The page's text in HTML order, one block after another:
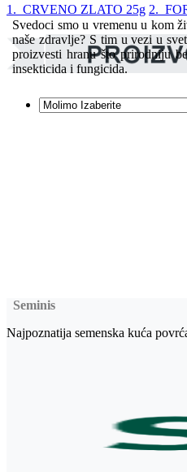
Svedoci smo u vremenu u kom
naše zdravlje? S tim u vezi u
proizvesti hranu što prirodniju
insekticida i fungicida.
1. CRVENO ZLATO 25g 2.
Seminis
Najpoznatija semenska kuća